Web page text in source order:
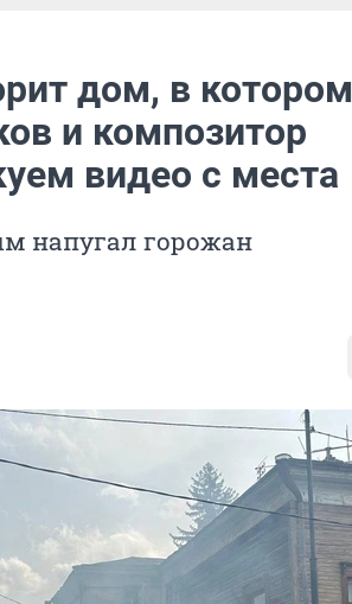
дом, в котором
и композитор
видео с места
напугал горожан